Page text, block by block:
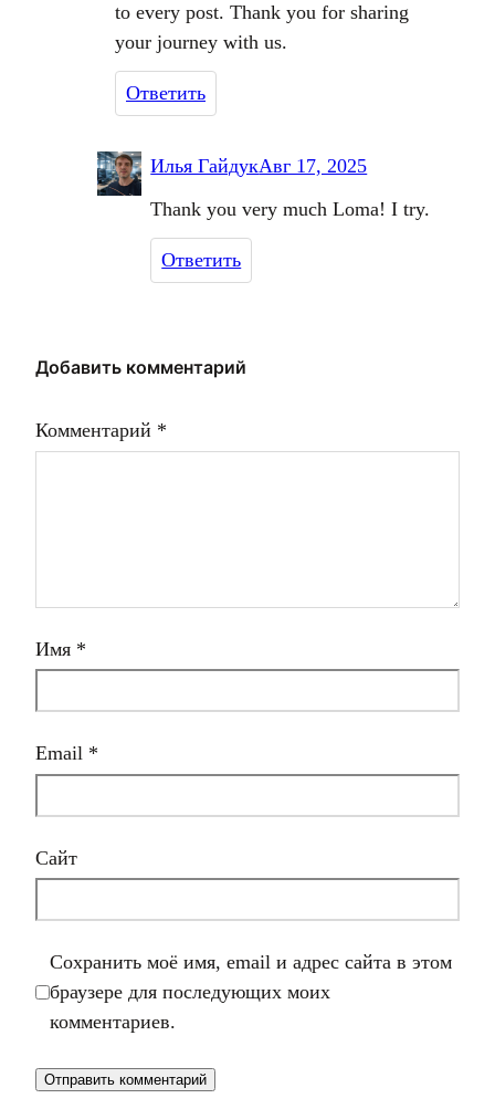
to every post. Thank you for sharing
your journey with us.
Ответить
Илья ГайдукАвг 17, 2025
Thank you very much Loma! I try.
Ответить
Добавить комментарий
Комментарий *
Имя *
Email *
Сайт
Сохранить моё имя, email и адрес сайта в этом
браузере для последующих моих
комментариев.